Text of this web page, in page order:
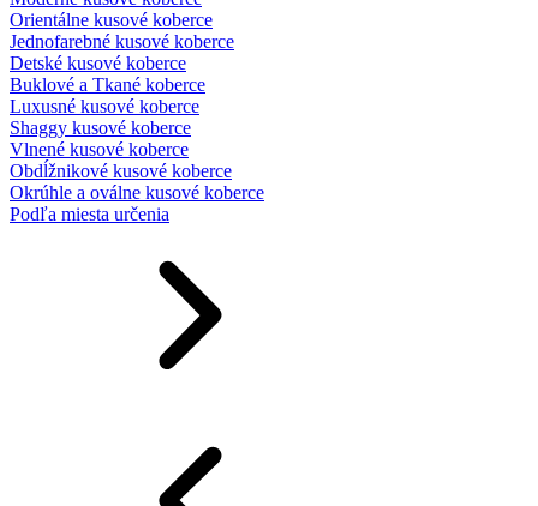
Orientálne kusové koberce
Jednofarebné kusové koberce
Detské kusové koberce
Buklové a Tkané koberce
Luxusné kusové koberce
Shaggy kusové koberce
Vlnené kusové koberce
Obdĺžnikové kusové koberce
Okrúhle a oválne kusové koberce
Podľa miesta určenia